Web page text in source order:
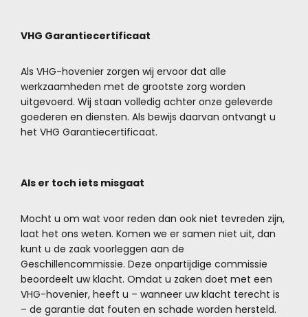
VHG Garantiecertificaat
Als VHG-hovenier zorgen wij ervoor dat alle
werkzaamheden met de grootste zorg worden
uitgevoerd. Wij staan volledig achter onze geleverde
goederen en diensten. Als bewijs daarvan ontvangt u
het VHG Garantiecertificaat.
Als er toch iets misgaat
Mocht u om wat voor reden dan ook niet tevreden zijn,
laat het ons weten. Komen we er samen niet uit, dan
kunt u de zaak voorleggen aan de
Geschillencommissie. Deze onpartijdige commissie
beoordeelt uw klacht. Omdat u zaken doet met een
VHG-hovenier, heeft u – wanneer uw klacht terecht is
– de garantie dat fouten en schade worden hersteld.